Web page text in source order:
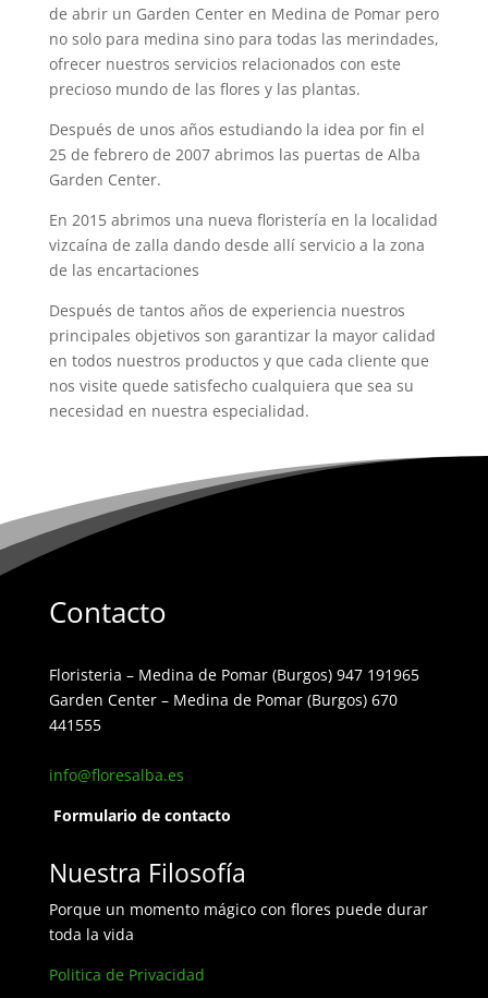
de abrir un Garden Center en Medina de Pomar pero
no solo para medina sino para todas las merindades,
ofrecer nuestros servicios relacionados con este
precioso mundo de las flores y las plantas.
Después de unos años estudiando la idea por fin el
25 de febrero de 2007 abrimos las puertas de Alba
Garden Center.
En 2015 abrimos una nueva floristería en la localidad
vizcaína de zalla dando desde allí servicio a la zona
de las encartaciones
Después de tantos años de experiencia nuestros
principales objetivos son garantizar la mayor calidad
en todos nuestros productos y que cada cliente que
nos visite quede satisfecho cualquiera que sea su
necesidad en nuestra especialidad.
Contacto
Floristeria – Medina de Pomar (Burgos) 947 191965
Garden Center – Medina de Pomar (Burgos) 670
441555
info@floresalba.es
Formulario de contacto
Nuestra Filosofía
Porque un momento mágico con flores puede durar
toda la vida
Politica de Privacidad